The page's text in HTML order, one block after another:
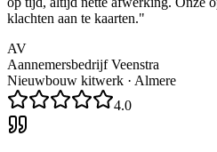
klachten aan te kaarten."
AV
Aannemersbedrijf Veenstra
Nieuwbouw kitwerk · Almere
4.0